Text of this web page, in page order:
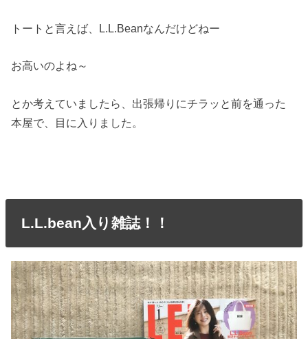
トートと言えば、L.L.Beanなんだけどねー
お高いのよね～
とか考えていましたら、出張帰りにチラッと前を通った
本屋で、目に入りました。
L.L.bean入り雑誌！！